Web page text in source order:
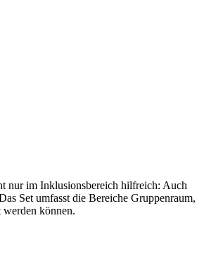
nur im Inklusionsbereich hilfreich: Auch
Set umfasst die Bereiche Gruppenraum,
können.